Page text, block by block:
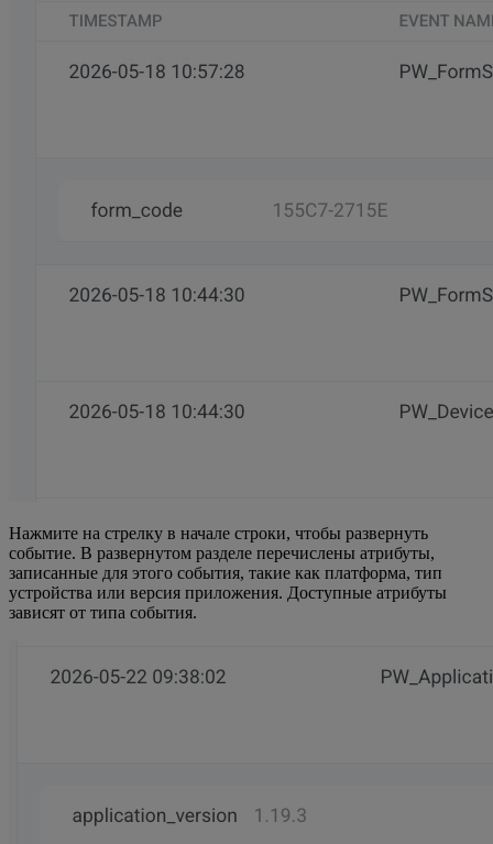
Нажмите на стрелку в начале строки, чтобы развернуть
событие. В развернутом разделе перечислены атрибуты,
записанные для этого события, такие как платформа, тип
устройства или версия приложения. Доступные атрибуты
зависят от типа события.